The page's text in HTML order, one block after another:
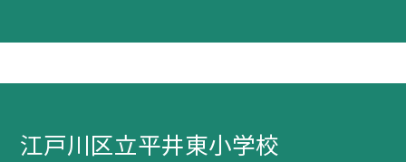
江戸川区立平井東小学校